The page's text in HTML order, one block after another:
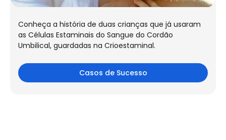
Conheça a história de duas crianças que já usaram
as Células Estaminais do Sangue do Cordão
Umbilical, guardadas na Crioestaminal.
Casos de Sucesso